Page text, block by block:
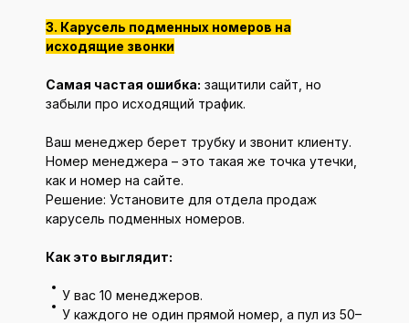
3. Карусель подменных номеров на
исходящие звонки
Самая частая ошибка: защитили сайт, но
забыли про исходящий трафик.
Ваш менеджер берет трубку и звонит клиенту.
Номер менеджера – это такая же точка утечки,
как и номер на сайте.
Решение: Установите для отдела продаж
карусель подменных номеров.
Как это выглядит:
У вас 10 менеджеров.
У каждого не один прямой номер, а пул из 50–